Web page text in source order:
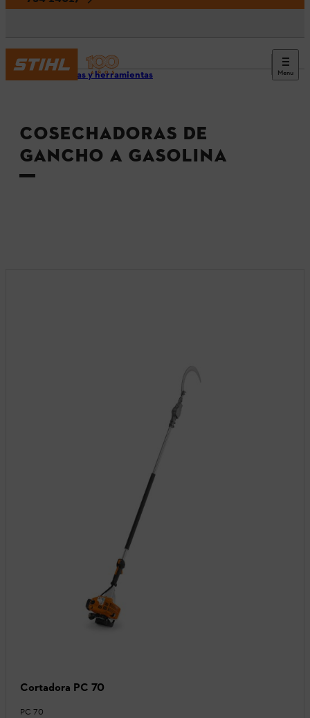
Menu
Máquinas y herramientas
COSECHADORAS DE
GANCHO A GASOLINA
Cortadora PC 70
PC 70